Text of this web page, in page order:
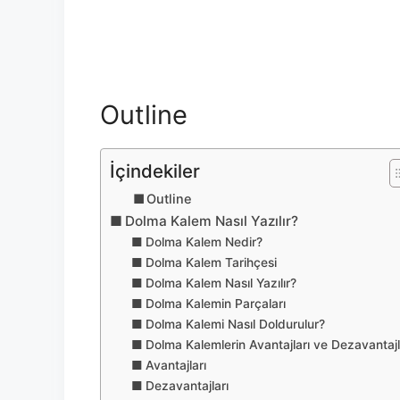
Outline
İçindekiler
Outline
Dolma Kalem Nasıl Yazılır?
Dolma Kalem Nedir?
Dolma Kalem Tarihçesi
Dolma Kalem Nasıl Yazılır?
Dolma Kalemin Parçaları
Dolma Kalemi Nasıl Doldurulur?
Dolma Kalemlerin Avantajları ve
Avantajları
Dezavantajları